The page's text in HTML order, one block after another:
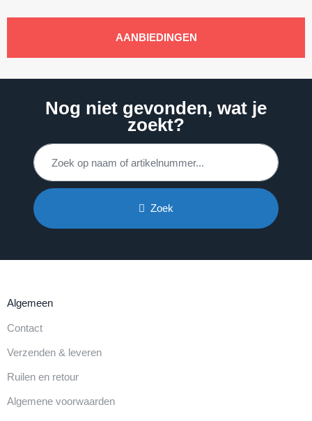
AANBIEDINGEN
Nog niet gevonden, wat je
zoekt?
Zoek
Algemeen
Contact
Verzenden & leveren
Ruilen en retour
Algemene voorwaarden